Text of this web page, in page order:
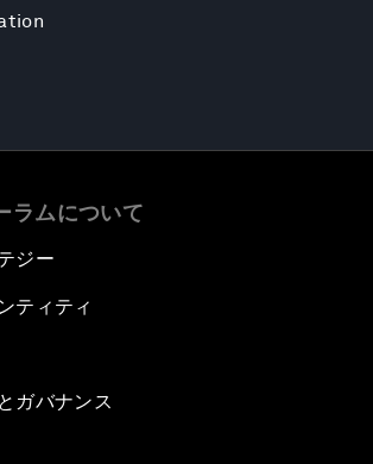
ラムについて
ジー
ティティ
ガバナンス